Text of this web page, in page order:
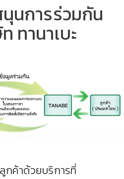
นการร่วมกัน
ทานาเบะ
กค้าด้วยบริการที่